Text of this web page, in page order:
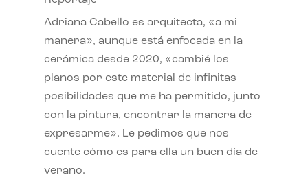
Adriana Cabello es arquitecta, «a mi
manera», aunque está enfocada en la
cerámica desde 2020, «cambié los
planos por este material de infinitas
posibilidades que me ha permitido, junto
con la pintura, encontrar la manera de
expresarme». Le pedimos que nos
cuente cómo es para ella un buen día de
verano.